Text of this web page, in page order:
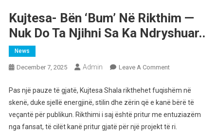
Kujtesa- Bën ‘Bum’ Në Rikthim —
Nuk Do Ta Njihni Sa Ka Ndryshuar..
News
December 7, 2025 Admin Leave A CommentOn
Bën
‘Bum’
Në
Rikthim
Pas një pauze të gjatë, Kujtesa Shala rikthehet fuqishëm në
skenë, duke sjellë energjinë, stilin dhe zërin që e kanë bërë të
veçantë për publikun. Rikthimi i saj është pritur me entuziazëm
nga fansat, të cilët kanë pritur gjatë për një projekt të ri.